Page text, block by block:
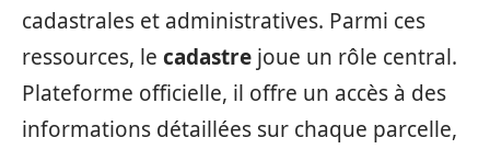
cadastrales et administratives. Parmi ces
ressources, le cadastre joue un rôle central.
Plateforme officielle, il offre un accès à des
informations détaillées sur chaque parcelle,